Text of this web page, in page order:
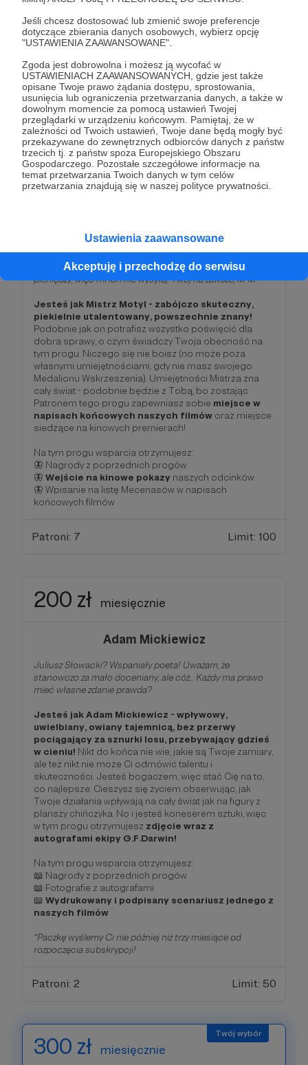
Jeśli chcesz dostosować lub zmienić swoje preferencje
dotyczące zbierania danych osobowych, wybierz opcję
"USTAWIENIA ZAAWANSOWANE".
Zgoda jest dobrowolna i możesz ją wycofać w
USTAWIENIACH ZAAWANSOWANYCH, gdzie jest także
opisane Twoje prawo żądania dostępu, sprostowania,
usunięcia lub ograniczenia przetwarzania danych, a także w
dowolnym momencie za pomocą ustawień Twojej
przeglądarki w urządzeniu końcowym. Pamiętaj, że w
zależności od Twoich ustawień, Twoje dane będą mogły być
przekazywane do zewnętrznych odbiorców danych z państw
trzecich tj. z państw spoza Europejskiego Obszaru
Gospodarczego. Pozostałe szczegółowe informacje na
temat przetwarzania Twoich danych w tym celów
przetwarzania znajdują się w naszej polityce prywatności.
Ustawienia zaawansowane
Akceptuję i przechodzę do serwisu
Na tym progu wsparcia otrzymujesz:
🤠 Nagrody z poprzednich progów
🤠 Członkostwo w Hall of Fame - specjalnej sekcji na
naszej stronie, w której będziemy wymieniać i chwalić
Patroni: 12
100 zł miesięcznie
Mistrz Motyl
– u mnie super. Wszystko jest naprawdę ekstra i nigdy nie
byłem tak szczęśliwy. Cieszę się, że odszedłeś, bo i tak
zawsze robiłeś mi na złość. Nie chcę od Ciebie żadnych
pieniędzy, więc mi ich nie wysyłaj. Twój na zawsze, M M.
Jesteś jak Mistrz Motyl - zabójczo skuteczny,
piekielnie utalentowany, powszechnie znany!
Podobnie jak on potrafisz wszystko poświęcić dla
dobra sprawy, o czym świadczy Twoja obecność na
tym progu. Niczego się nie boisz (no może poza
własnymi umiejętnościami, gdy nie masz swojego
Medalionu Wskrzeszenia). Umiejętności Mistrza zna
cały świat - podobnie będzie z Tobą, bo zostając
Patronem tego progu zapewniasz sobie miejsce w
napisach końcowych naszych filmów oraz miejsce
siedzące na kinowych premierach!
Na tym progu wsparcia otrzymujesz:
🦋 Nagrody z poprzednich progów
🦋 Wejście na kinowe pokazy naszych odcinków
🦋 Wpisanie na listę Mecenasów w napisach
końcowych filmów
Patroni: 7 Limit: 100
200 zł miesięcznie
Adam Mickiewicz
Juliusz Słowacki? Wspaniały poeta! Uważam, że
stanowczo za mało doceniany, ale cóż... Każdy ma prawo
mieć własne zdanie prawda?
Jesteś jak Adam Mickiewicz - wpływowy,
uwielbiany, owiany tajemnicą, bez przerwy
pociągający za sznurki losu, przebywający gdzieś
w cieniu! Nikt do końca nie wie, jakie są Twoje zamiary,
ale też nikt nie może Ci odmówić talentu i
skuteczności. Jesteś bogaczem, więc stać Cię na to,
co najlepsze. Cieszysz się życiem obserwując, jak
Twoje działania wpływają na cały świat jak na figury z
planszy chińczyka. No i jesteś koneserem sztuki, więc
w tym progu otrzymujesz zdjęcie wraz z
autografami ekipy G.F.Darwin!
Na tym progu wsparcia otrzymujesz:
📖 Nagrody z poprzednich progów
📖 Fotografie z autografami
📖 Wydrukowany i podpisany scenariusz jednego z
naszych filmów
*Paczkę wyślemy Ci nie później niż trzy miesiące od
rozpoczęcia subskrypcji!
Patroni: 2 Limit: 50
300 zł miesięcznie